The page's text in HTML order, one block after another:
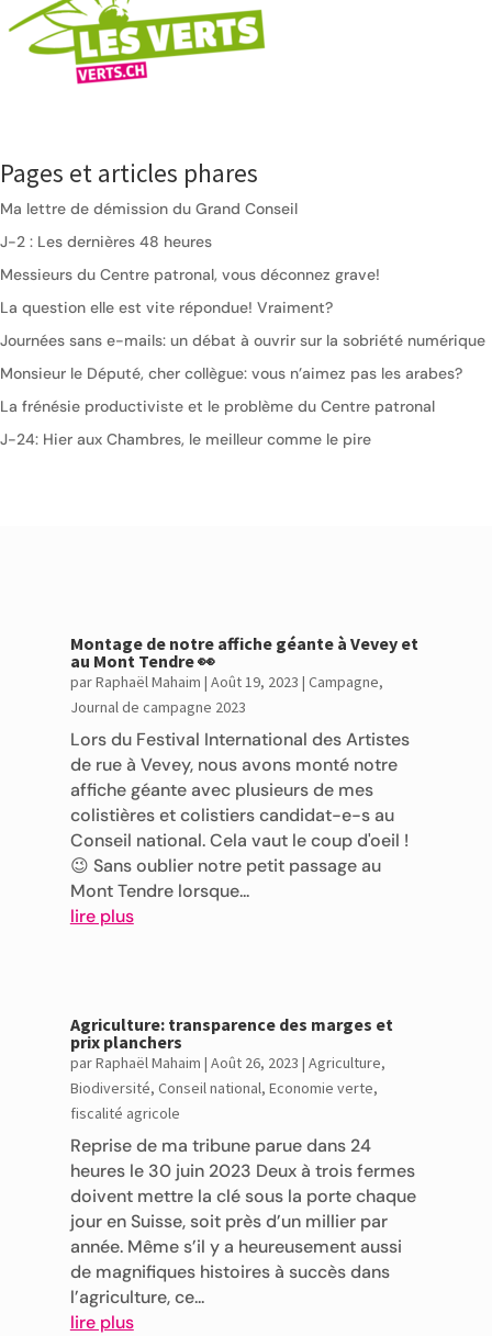
Pages et articles phares
Ma lettre de démission du Grand Conseil
J-2 : Les dernières 48 heures
Messieurs du Centre patronal, vous déconnez grave!
La question elle est vite répondue! Vraiment?
Journées sans e-mails: un débat à ouvrir sur la sobriété numérique
Monsieur le Député, cher collègue: vous n’aimez pas les arabes?
La frénésie productiviste et le problème du Centre patronal
J-24: Hier aux Chambres, le meilleur comme le pire
Montage de notre affiche géante à Vevey et
au Mont Tendre 👀
parRaphaël Mahaim | Août 19, 2023 | Campagne,
Journal de campagne 2023
Lors du Festival International des Artistes
de rue à Vevey, nous avons monté notre
affiche géante avec plusieurs de mes
colistières et colistiers candidat-e-s au
Conseil national. Cela vaut le coup d'oeil !
😉 Sans oublier notre petit passage au
Mont Tendre lorsque...
lire plus
Agriculture: transparence des marges et
prix planchers
parRaphaël Mahaim | Août 26, 2023 | Agriculture,
Biodiversité, Conseil national, Economie verte,
fiscalité agricole
Reprise de ma tribune parue dans 24
heures le 30 juin 2023 Deux à trois fermes
doivent mettre la clé sous la porte chaque
jour en Suisse, soit près d’un millier par
année. Même s’il y a heureusement aussi
de magnifiques histoires à succès dans
l’agriculture, ce...
lire plus